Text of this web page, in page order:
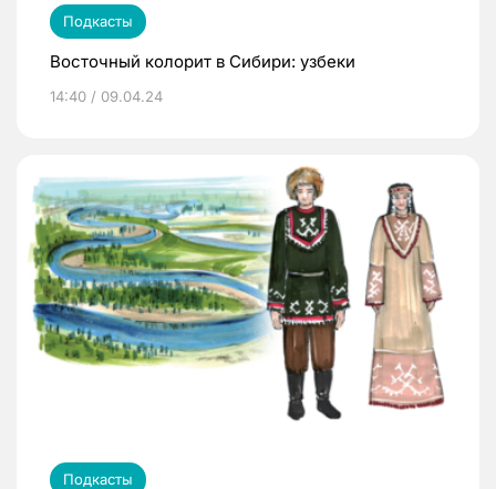
Подкасты
Восточный колорит в Сибири: узбеки
14:40 / 09.04.24
Подкасты